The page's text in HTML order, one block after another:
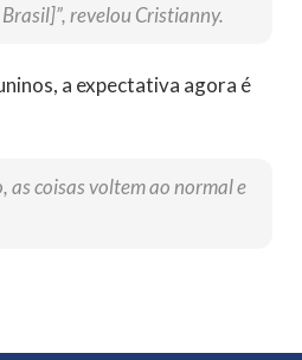
revelou Cristianny.
a expectativa agora é
as coisas voltem ao normal e